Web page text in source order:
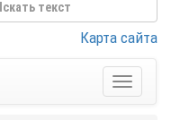
Карта сайта
Toggle